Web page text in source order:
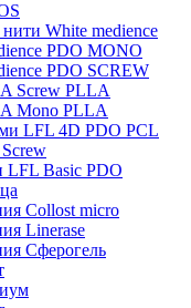
White medience
PDO MONO
PDO SCREW
Screw PLLA
Mono PLLA
LFL 4D PDO PCL
Basic PDO
Collost micro
Linerase
Сферогель